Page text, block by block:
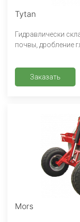
Tytan
Гидравлически
почвы, дробление
Заказать
Mors